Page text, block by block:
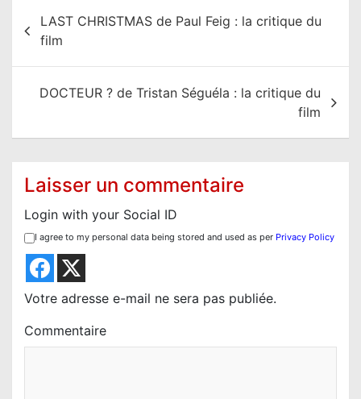
d
LAST CHRISTMAS de Paul Feig : la critique du
film
DOCTEUR ? de Tristan Séguéla : la critique du
film
Laisser un commentaire
Login with your Social ID
I agree to my personal data being stored and used as per Privacy Policy
Votre adresse e-mail ne sera pas publiée.
Commentaire